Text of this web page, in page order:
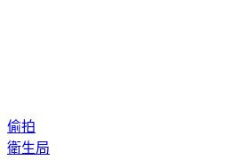
偷拍
衛生局